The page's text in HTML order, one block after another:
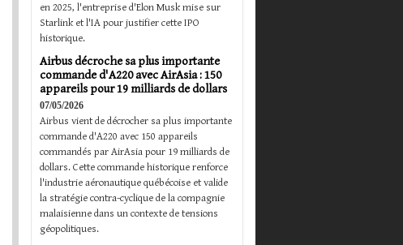
en 2025, l'entreprise d'Elon Musk mise sur
Starlink et l'IA pour justifier cette IPO
historique.
Airbus décroche sa plus importante
commande d'A220 avec AirAsia : 150
appareils pour 19 milliards de dollars
07/05/2026
Airbus vient de décrocher sa plus importante
commande d'A220 avec 150 appareils
commandés par AirAsia pour 19 milliards de
dollars. Cette commande historique renforce
l'industrie aéronautique québécoise et valide
la stratégie contra-cyclique de la compagnie
malaisienne dans un contexte de tensions
géopolitiques.